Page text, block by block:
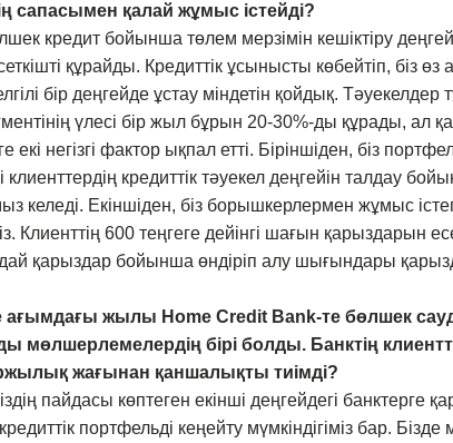
сапасымен қалай жұмыс істейді?
кредит бойынша төлем мерзімін кешіктіру
құрайды. Кредиттік ұсынысты көбейтіп, біз өз
бір деңгейде ұстау міндетін қойдық. Тәуекелдер
үлесі бір жыл бұрын 20-30%-ды құрады, ал
екі негізгі фактор ықпал етті. Біріншіден, біз
клиенттердің кредиттік тәуекел деңгейін талдау
келеді. Екіншіден, біз борышкерлермен жұмыс
Клиенттің 600 теңгеге дейінгі шағын қарыздарын
қарыздар бойынша өндіріп алу шығындары
ағымдағы жылы Home Credit Bank-те бөлшек
мөлшерлемелердің бірі болды. Банктің
жағынан қаншалықты тиімді?
пайдасы көптеген екінші деңгейдегі банктерге
портфельді кеңейту мүмкіндігіміз бар.